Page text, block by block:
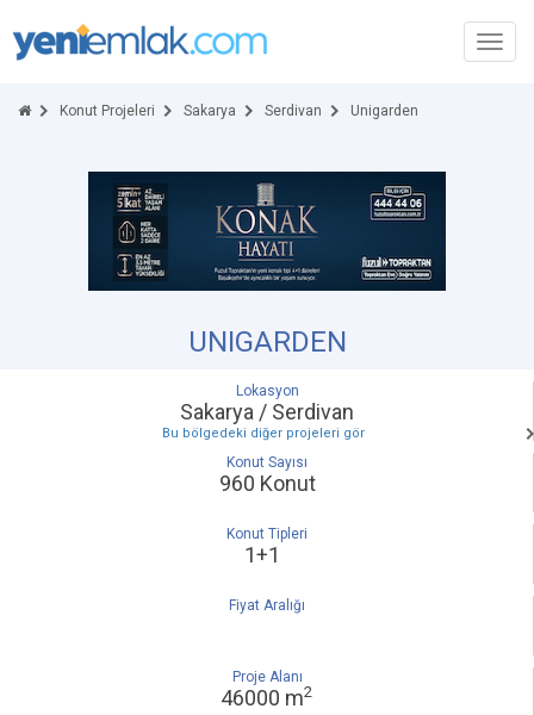
Konut Projeleri Sakarya Serdivan Unigarden
UNIGARDEN
Lokasyon
Sakarya / Serdivan
Bu bölgedeki diğer projeleri gör
Konut Sayısı
960 Konut
Konut Tipleri
1+1
Fiyat Aralığı
Proje Alanı
46000 m2